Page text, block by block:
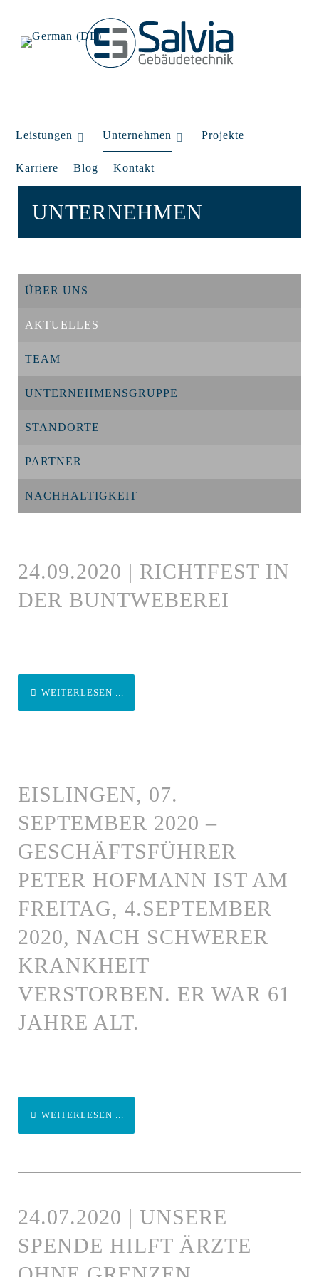
Leistungen Unternehmen Projekte
Karriere Blog Kontakt
UNTERNEHMEN
ÜBER UNS
AKTUELLES
TEAM
UNTERNEHMENSGRUPPE
STANDORTE
PARTNER
NACHHALTIGKEIT
24.09.2020 | RICHTFEST IN
DER BUNTWEBEREI
WEITERLESEN ...
EISLINGEN, 07.
SEPTEMBER 2020 –
GESCHÄFTSFÜHRER
PETER HOFMANN IST AM
FREITAG, 4.SEPTEMBER
2020, NACH SCHWERER
KRANKHEIT
VERSTORBEN. ER WAR 61
JAHRE ALT.
WEITERLESEN ...
24.07.2020 | UNSERE
SPENDE HILFT ÄRZTE